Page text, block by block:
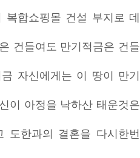
복합쇼핑몰 건설 부지로 데
건들여도 만기적금은 건들
자신에게는 이 땅이 만기
이 아정을 낙하산 태운것은
도한과의 결혼을 다시한번